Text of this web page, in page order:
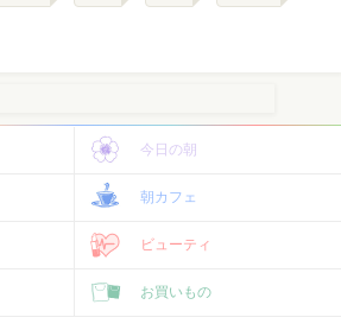
今日の朝
朝カフェ
ビューティ
お買いもの